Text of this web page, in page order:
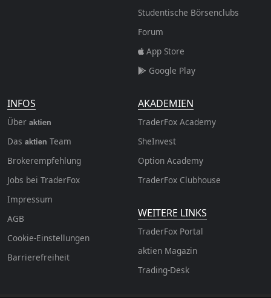
Studentische Börsenclubs
Forum
App Store
Google Play
INFOS
Über aktien
Das aktien Team
Brokerempfehlung
Jobs bei TraderFox
Impressum
AGB
Cookie-Einstellungen
Barrierefreiheit
AKADEMIEN
TraderFox Academy
SheInvest
Option Academy
TraderFox Clubhouse
WEITERE LINKS
TraderFox Portal
aktien Magazin
Trading-Desk